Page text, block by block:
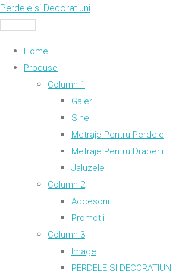
Skip
to
Perdele si Decoratiuni
Home
Produse
Column 1
Galerii
Sine
Metraje Pentru Perdele
Metraje Pentru Draperii
Jaluzele
Column 2
Accesorii
Promotii
Column 3
Image
PERDELE SI DECORATIUNI